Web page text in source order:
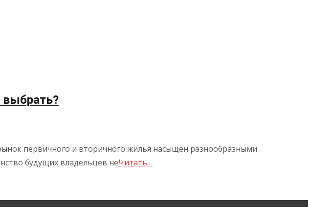
выбрать?
первичного и вторичного жилья насыщен разнообразными
будущих владельцев неЧитать…